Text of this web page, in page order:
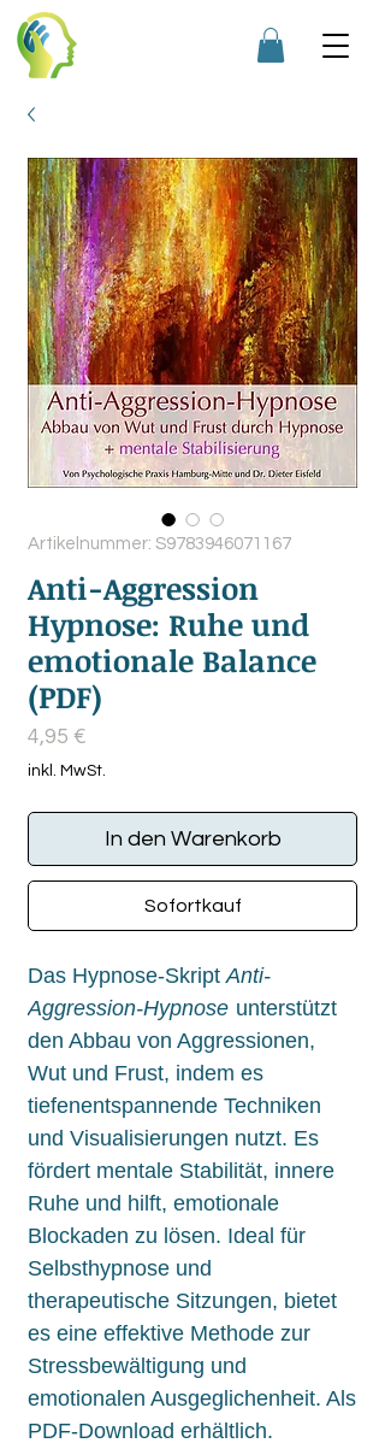
Artikelnummer: S9783946071167
Anti-Aggression
Hypnose: Ruhe und
emotionale Balance
(PDF)
4,95 €
inkl. MwSt.
In den Warenkorb
Sofortkauf
Das Hypnose-Skript Anti-
Aggression-Hypnose unterstützt
den Abbau von Aggressionen,
Wut und Frust, indem es
tiefenentspannende Techniken
und Visualisierungen nutzt. Es
fördert mentale Stabilität, innere
Ruhe und hilft, emotionale
Blockaden zu lösen. Ideal für
Selbsthypnose und
therapeutische Sitzungen, bietet
es eine effektive Methode zur
Stressbewältigung und
emotionalen Ausgeglichenheit. Als
PDF-Download erhältlich.